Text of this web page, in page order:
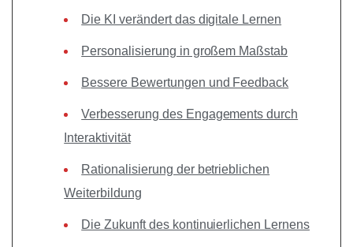
Die KI verändert das digitale Lernen
Personalisierung in großem Maßstab
Bessere Bewertungen und Feedback
Verbesserung des Engagements durch
Interaktivität
Rationalisierung der betrieblichen
Weiterbildung
Die Zukunft des kontinuierlichen Lernens